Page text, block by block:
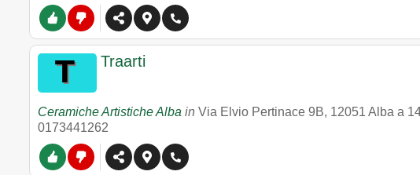
Traarti
Ceramiche Artistiche Alba in Via Elvio Pertinace 9B, 12051 Alba a
0173441262